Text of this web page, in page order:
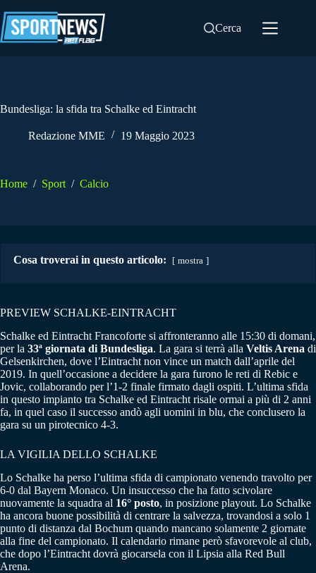
al
contenuto
Cerca
Bundesliga: la sfida tra Schalke ed Eintracht
Redazione MME 19 Maggio 2023
Home / Sport / Calcio
Cosa troverai in questo articolo: mostra
PREVIEW SCHALKE-EINTRACHT
Schalke ed Eintracht Francoforte si affronteranno alle 15:30 di domani,
per la 33ª giornata di Bundesliga. La gara si terrà alla Veltis Arena di
Gelsenkirchen, dove l’Eintracht non vince un match dall’aprile del
2019. In quell’occasione a decidere la gara furono le reti di Rebic e
Jovic, collaborando per l’1-2 finale firmato dagli ospiti. L’ultima sfida
in questo impianto tra Schalke ed Eintracht risale ormai a più di 2 anni
fa, in quel caso il successo andò agli uomini in blu, che conclusero la
gara su un pirotecnico 4-3.
LA VIGILIA DELLO SCHALKE
Lo Schalke ha perso l’ultima sfida di campionato venendo travolto per
6-0 dal Bayern Monaco. Un insuccesso che ha fatto scivolare
nuovamente la squadra al 16° posto, in posizione playout. Lo Schalke
ha ancora buone possibilità di centrare la salvezza, trovandosi a solo 1
punto di distanza dal Bochum quando mancano solamente 2 giornate
alla fine del campionato. Il calendario rimane però sfavorevole al club,
che dopo l’Eintracht dovrà giocarsela con il Lipsia alla Red Bull
Arena.